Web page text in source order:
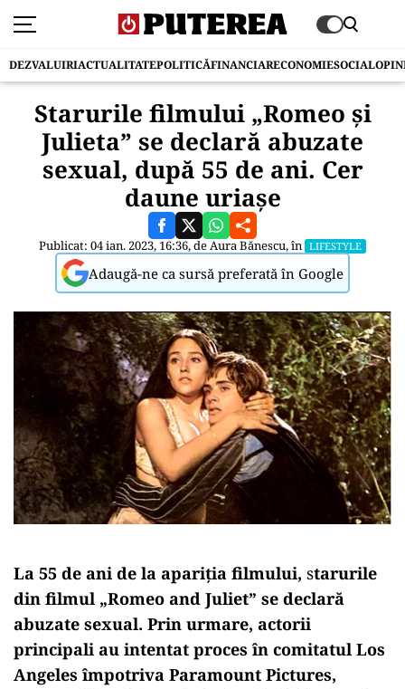
DEZVALUIRIACTUALITATEPOLITICĂFINANCIARECONOMIESOCIAL
Starurile filmului „Romeo și
Julieta” se declară abuzate
sexual, după 55 de ani. Cer
daune uriașe
Publicat: 04 ian. 2023, 16:36, deAura Bănescu, în LIFESTYLE
Adaugă-ne ca sursă preferată în Google
La 55 de ani de la apariția filmului, starurile
din filmul „Romeo and Juliet” se declară
abuzate sexual. Prin urmare, actorii
principali au intentat proces în comitatul Los
Angeles împotriva Paramount Pictures,